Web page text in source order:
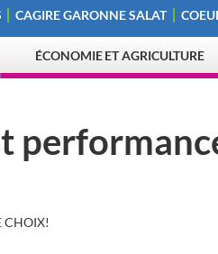
CAGIRE GARONNE SALAT
ÉCONOMIE ET AGRICULTURE
CHOIX!